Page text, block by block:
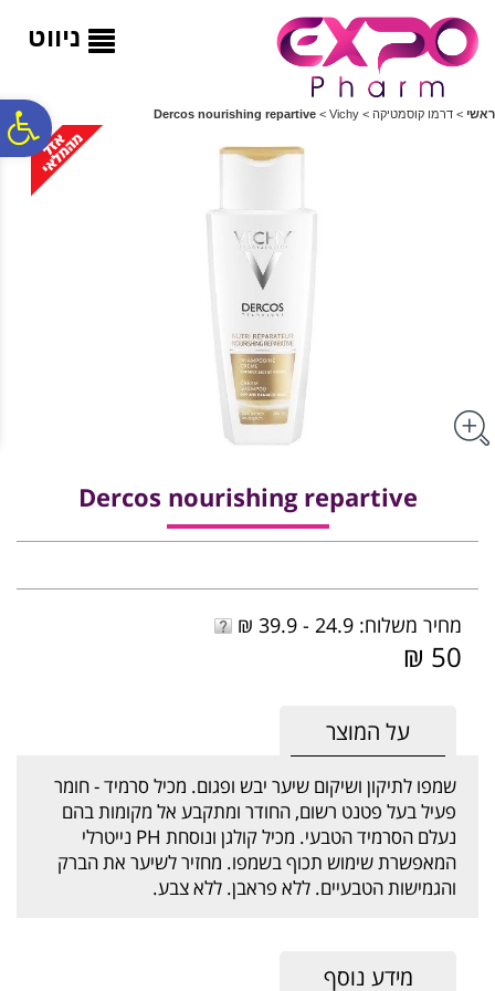
ניווט
ראשי > דרמו קוסמטיקה >
Vichy
>
Dercos nourishing repartive
Dercos nourishing repartive
מחיר משלוח: 24.9 - 39.9 ₪
50 ₪
על המוצר
שמפו לתיקון ושיקום שיער יבש ופגום. מכיל סרמיד - חומר
פעיל בעל פטנט רשום, החודר ומתקבע אל מקומות בהם
נעלם הסרמיד הטבעי. מכיל קולגן ונוסחת PH נייטרלי
המאפשרת שימוש תכוף בשמפו. מחזיר לשיער את הברק
והגמישות הטבעיים. ללא פראבן. ללא צבע.
מידע נוסף